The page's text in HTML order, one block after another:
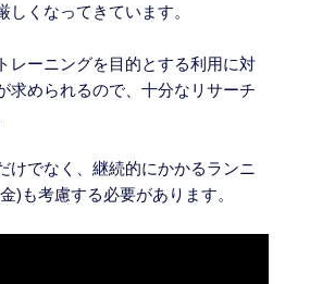
しくなってきています。
レーニングを目的とする利用に対
求められるので、十分なリサーチ
けでなく、継続的にかかるランニ
)も考慮する必要があります。